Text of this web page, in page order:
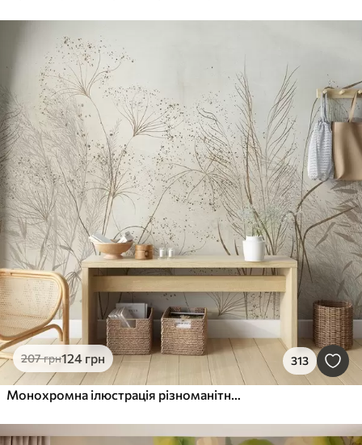
207грн124 грн 313
Монохромна ілюстрація різноманітних бежевих рослин і колосків з тонкими, хвилястими лініями і текстурами